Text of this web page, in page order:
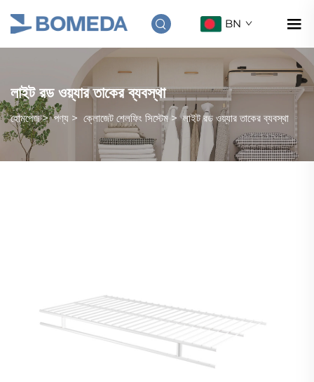
BN
লাইট রড ওয়্যার তাকের ব্যবস্থা
হোমপেজ>পণ্য > ক্লোজেট শেলফিং সিস্টেম>লাইট রড ওয়্যার তাকের ব্যবস্থা